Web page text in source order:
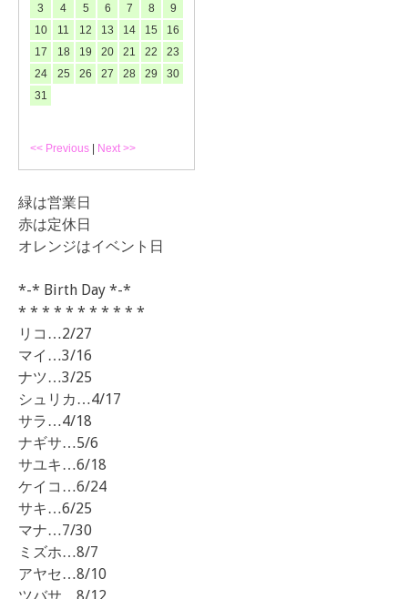
<< Previous Next >>
3
4 5 6 7 8
9
10
11 12 13 14 15
16
17
18 19 20 21 22
23
24
25 26 27 28 29
30
31
緑は営業日
赤は定休日
オレンジはイベント日
*-* Birth Day *-*
* * * * * * * * * * *
リコ…2/27
マイ…3/16
ナツ…3/25
シュリカ…4/17
サラ…4/18
ナギサ…5/6
サユキ…6/18
ケイコ…6/24
サキ…6/25
マナ…7/30
ミズホ…8/7
アヤセ…8/10